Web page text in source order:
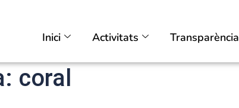
Inici Activitats Transparència
coral